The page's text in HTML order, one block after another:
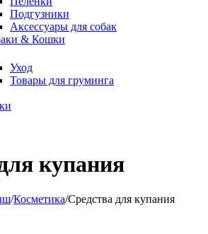
Подгузники
Аксессуары для собак
& Кошки
Уход
Товары для груминга
купания
/Косметика/Средства для купания